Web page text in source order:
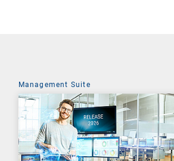
Management Suite